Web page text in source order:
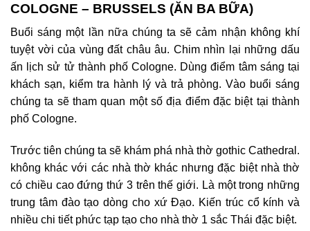
COLOGNE – BRUSSELS (ĂN BA BỮA)
Buổi sáng một lần nữa chúng ta sẽ cảm nhận không khí
tuyệt vời của vùng đất châu âu. Chim nhìn lại những dấu
ấn lịch sử tử thành phố Cologne. Dùng điểm tâm sáng tại
khách sạn, kiểm tra hành lý và trả phòng. Vào buổi sáng
chúng ta sẽ tham quan một số địa điểm đặc biệt tại thành
phố Cologne.
Trước tiên chúng ta sẽ khám phá nhà thờ gothic Cathedral.
không khác với các nhà thờ khác nhưng đặc biệt nhà thờ
có chiều cao đứng thứ 3 trên thế giới. Là một trong những
trung tâm đào tạo dòng cho xứ Đạo. Kiến trúc cổ kính và
nhiều chi tiết phức tạp tạo cho nhà thờ 1 sắc Thái đặc biệt.